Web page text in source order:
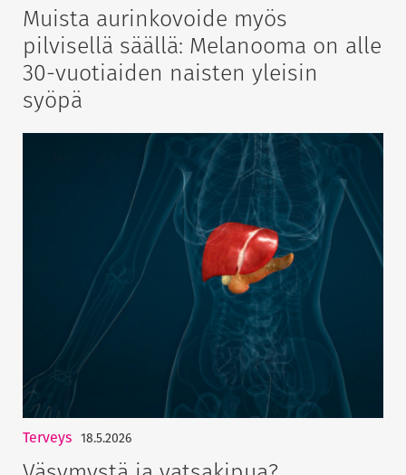
Muista aurinkovoide myös
pilvisellä säällä: Melanooma on alle
30-vuotiaiden naisten yleisin
syöpä
Terveys 18.5.2026